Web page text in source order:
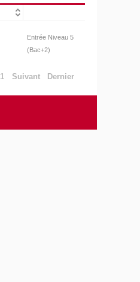
Entrée Niveau 5
(Bac+2)
1 Suivant Dernier